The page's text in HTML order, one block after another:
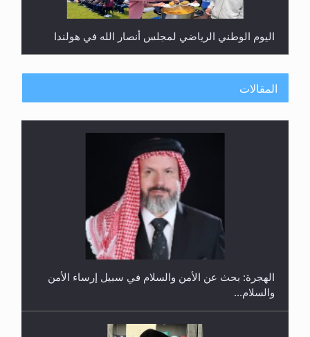
اليوم الوطني الرياضي لمجلس أنصار الله في هولندا
إتمام حفظ القرآن الكريم لثلاثة طلاب من مدرسة الحفظ
المقالات
الهجرة: بحث عن الأمن والسلام في سبيل إرساء الأمن
والسلام...